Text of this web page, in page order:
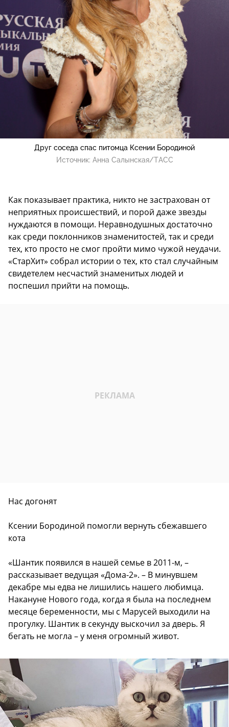
Друг соседа спас питомца Ксении Бородиной
Источник: Анна Салынская/ТАСС
Как показывает практика, никто не застрахован от
неприятных происшествий, и порой даже звезды
нуждаются в помощи. Неравнодушных достаточно
как среди поклонников знаменитостей, так и среди
тех, кто просто не смог пройти мимо чужой неудачи.
«СтарХит» собрал истории о тех, кто стал случайным
свидетелем несчастий знаменитых людей и
поспешил прийти на помощь.
Нас догонят
Ксении Бородиной помогли вернуть сбежавшего
кота
«Шантик появился в нашей семье в 2011-м, –
рассказывает ведущая «Дома-2». – В минувшем
декабре мы едва не лишились нашего любимца.
Накануне Нового года, когда я была на последнем
месяце беременности, мы с Марусей выходили на
прогулку. Шантик в секунду выскочил за дверь. Я
бегать не могла – у меня огромный живот.